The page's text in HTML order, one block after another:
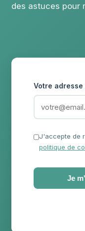
des astuces pour
Votre adresse
J'accepte de
politique de
Je